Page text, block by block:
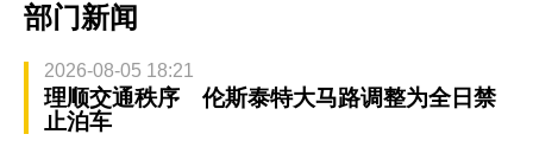
部门新闻
2026-08-05 18:21
理顺交通秩序 伦斯泰特大马路调整为全日禁
止泊车